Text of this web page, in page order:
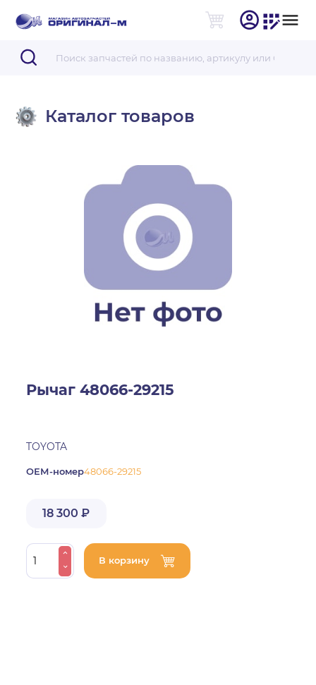
Каталог товаров
Рычаг 48066-29215
TOYOTA
ОЕМ-номер48066-29215
18 300 ₽
В корзину